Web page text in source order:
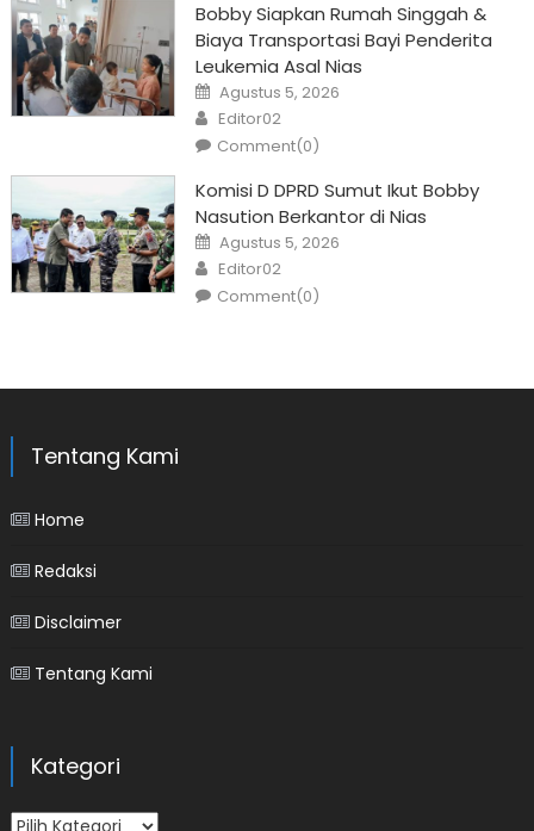
Bobby Siapkan Rumah Singgah &
Biaya Transportasi Bayi Penderita
Leukemia Asal Nias
Posted
on
Agustus 5, 2026
Author
Editor02
Comment(0)
Komisi D DPRD Sumut Ikut Bobby
Nasution Berkantor di Nias
Posted
on
Agustus 5, 2026
Author
Editor02
Comment(0)
Tentang Kami
Home
Redaksi
Disclaimer
Tentang Kami
Kategori
Kategori